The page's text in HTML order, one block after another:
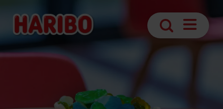
PesquisaAbrir